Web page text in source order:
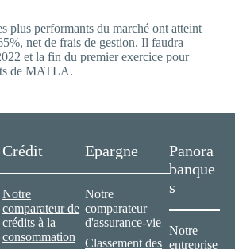
plus performants du marché ont atteint
net de frais de gestion. Il faudra
et la fin du premier exercice pour
de MATLA.
Crédit
Notre
comparateur de
crédits à la
consommation
Epargne
Notre
comparateur
d'assurance-vie
Classement des
Panora
banque
s
Notre
entreprise